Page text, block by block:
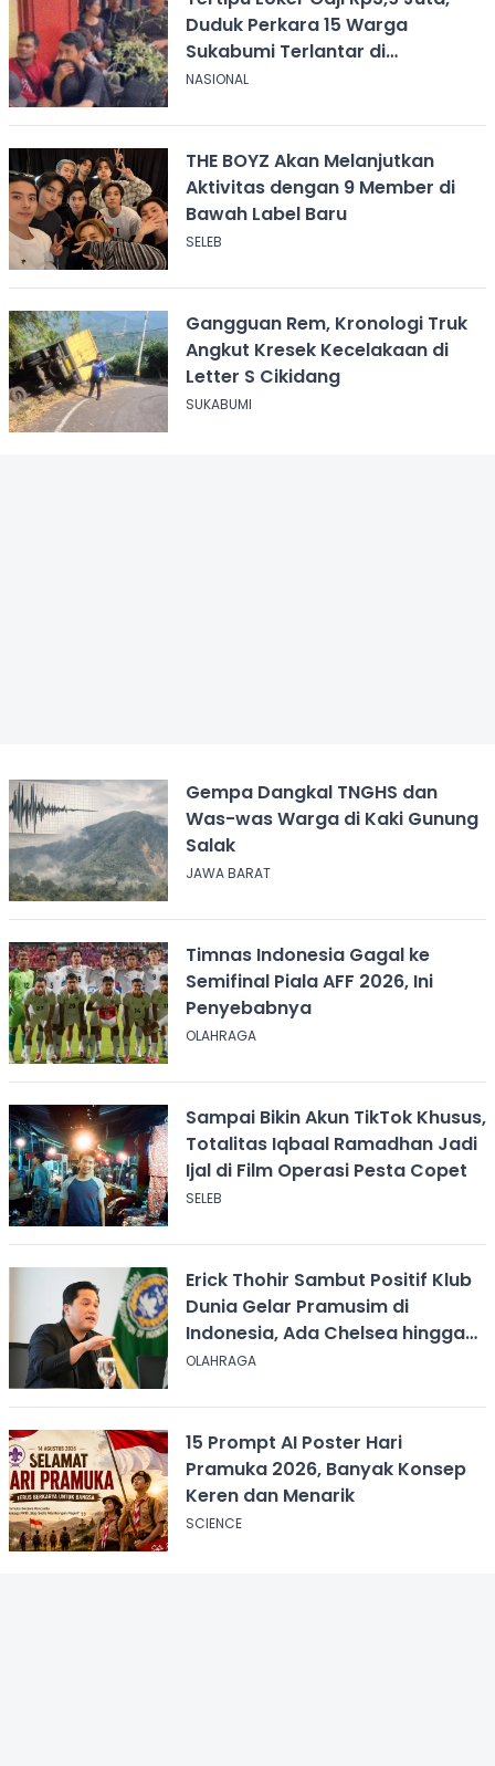
Duduk Perkara 15 Warga
Sukabumi Terlantar di
Kalimantan
NASIONAL
THE BOYZ Akan Melanjutkan
Aktivitas dengan 9 Member di
Bawah Label Baru
SELEB
Gangguan Rem, Kronologi Truk
Angkut Kresek Kecelakaan di
Letter S Cikidang
SUKABUMI
Gempa Dangkal TNGHS dan
Was-was Warga di Kaki Gunung
Salak
JAWA BARAT
Timnas Indonesia Gagal ke
Semifinal Piala AFF 2026, Ini
Penyebabnya
OLAHRAGA
Sampai Bikin Akun TikTok Khusus,
Totalitas Iqbaal Ramadhan Jadi
Ijal di Film Operasi Pesta Copet
SELEB
Erick Thohir Sambut Positif Klub
Dunia Gelar Pramusim di
Indonesia, Ada Chelsea hingga
AC Milan
OLAHRAGA
15 Prompt AI Poster Hari
Pramuka 2026, Banyak Konsep
Keren dan Menarik
SCIENCE